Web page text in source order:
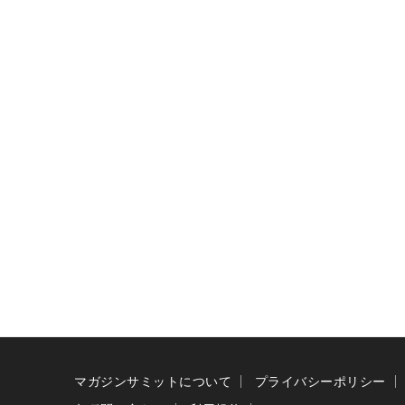
マガジンサミットについて プライバシーポリシー